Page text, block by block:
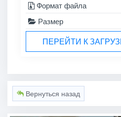
Формат файла
Размер
ПЕРЕЙТИ К
Вернуться назад